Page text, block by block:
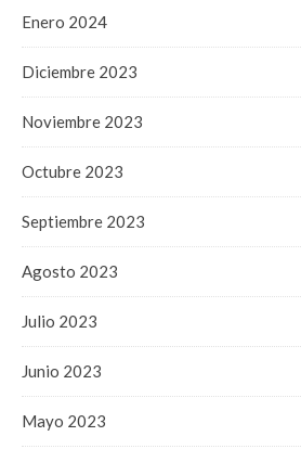
Enero 2024
Diciembre 2023
Noviembre 2023
Octubre 2023
Septiembre 2023
Agosto 2023
Julio 2023
Junio 2023
Mayo 2023